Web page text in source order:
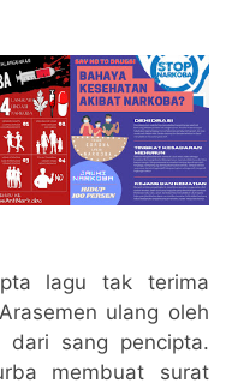
lagu tak terima
ulang oleh
sang pencipta.
membuat surat